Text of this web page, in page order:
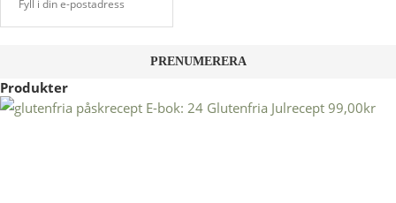
Produkter
E-bok: 24 Glutenfria Julrecept 99,00kr